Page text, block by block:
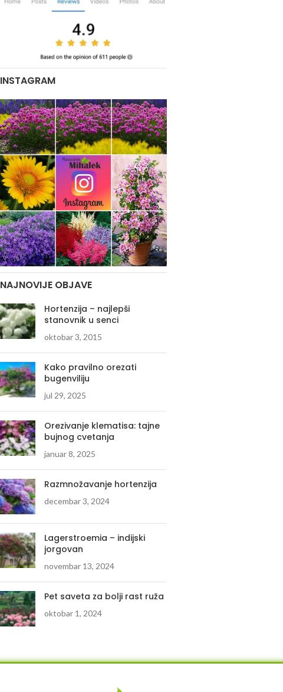
INSTAGRAM
NAJNOVIJE OBJAVE
Hortenzija – najlepši
stanovnik u senci
oktobar 3, 2015
Kako pravilno orezati
bugenviliju
jul 29, 2025
Orezivanje klematisa: tajne
bujnog cvetanja
januar 8, 2025
Razmnožavanje hortenzija
decembar 3, 2024
Lagerstroemia – indijski
jorgovan
novembar 13, 2024
Pet saveta za bolji rast ruža
oktobar 1, 2024